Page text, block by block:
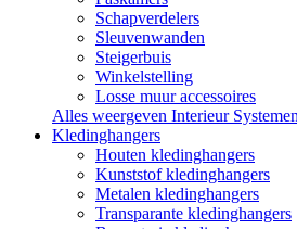
Schapverdelers
Sleuvenwanden
Steigerbuis
Winkelstelling
Losse muur accessoires
Alles weergeven Interieur Systemen
Kledinghangers
Houten kledinghangers
Kunststof kledinghangers
Metalen kledinghangers
Transparante kledinghangers